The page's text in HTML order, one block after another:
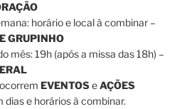
horário e local à combinar –
GRUPINHO
mês: 19h (após a missa das 18h) –
EVENTOSeAÇÕES
dias e horários à combinar.